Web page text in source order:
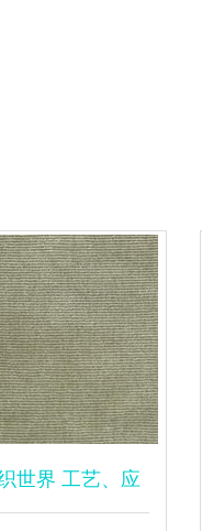
世界 工艺、应